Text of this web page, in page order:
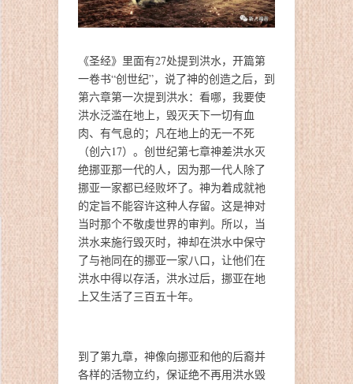
《圣经》里面有27处提到洪水，开篇第
一卷书“创世纪”，说了神的创造之后，到
第六章第一次提到洪水：看哪，我要使
洪水泛滥在地上，毁灭天下一切有血
肉、有气息的；凡在地上的无一不死
（创六17）。创世纪第七章神差洪水灭
绝挪亚那一代的人，因为那一代人除了
挪亚一家都已经败坏了。神为着成就祂
的定旨不能容许这种人存留。这是神对
当时那个不敬虔世界的审判。所以，当
洪水来施行毁灭时，神却在洪水中保守
了与祂同在的挪亚一家八口，让他们在
洪水中得以存活，洪水过后，挪亚在地
上又生活了三百五十年。
到了第九章，神像向挪亚和他的后裔并
各样的活物立约，保证绝不再用洪水毁